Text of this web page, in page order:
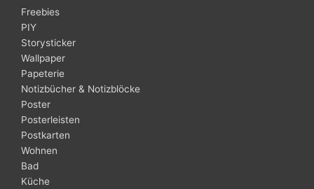
Freebies
PIY
Storysticker
Wallpaper
Papeterie
Notizbücher & Notizblöcke
Poster
Posterleisten
Postkarten
Wohnen
Bad
Küche